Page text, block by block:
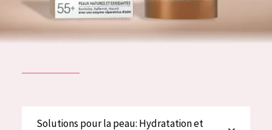
SOLUTIONS POUR LA PEAU
TOUS LES PRODUIT
À propos
Solutions pour la peau: Hydratation et